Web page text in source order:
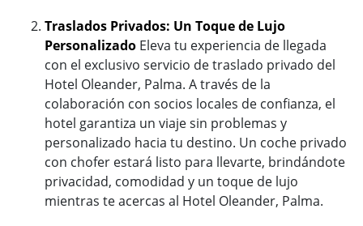
Traslados Privados: Un Toque de Lujo
Personalizado Eleva tu experiencia de llegada
con el exclusivo servicio de traslado privado del
Hotel Oleander, Palma. A través de la
colaboración con socios locales de confianza, el
hotel garantiza un viaje sin problemas y
personalizado hacia tu destino. Un coche privado
con chofer estará listo para llevarte, brindándote
privacidad, comodidad y un toque de lujo
mientras te acercas al Hotel Oleander, Palma.